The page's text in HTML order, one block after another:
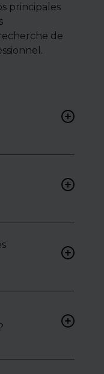
principales
de